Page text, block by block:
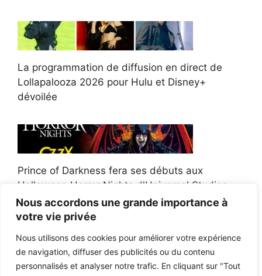
Nous accordons une grande importance à
votre vie privée
Nous utilisons des cookies pour améliorer votre expérience
de navigation, diffuser des publicités ou du contenu
personnalisés et analyser notre trafic. En cliquant sur "Tout
La programmation de diffusion en direct de
Lollapalooza 2026 pour Hulu et Disney+
dévoilée
Prince of Darkness fera ses débuts aux
Halloween Horror Nights d'Universal Studios
Afroman poursuit un policier de l'Ohio après la
victoire du jury en diffamation